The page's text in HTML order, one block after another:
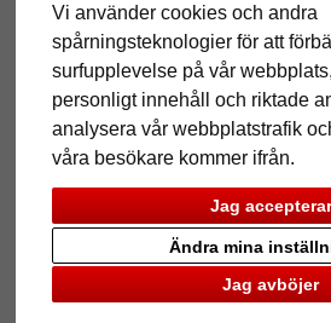
Vi använder cookies och andra
spårningsteknologier för att
surfupplevelse på vår
personligt innehåll och riktade
analysera vår webbplatstrafik
våra besökare kommer ifrån.
Jag accepterar
Jag avböjer
Ändra mina
Tillbaka